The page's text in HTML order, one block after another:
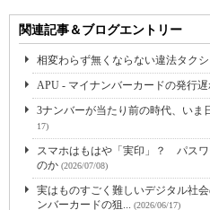
関連記事＆ブログエントリー
相変わらず無くならない違法タク
APU - マイナンバーカードの発行
3ナンバーが当たり前の時代、いま
17)
スマホはもはや「実印」？ パスワ
のか (2026/07/08)
実はものすごく難しいデジタル社
ンバーカードの狙... (2026/06/17)